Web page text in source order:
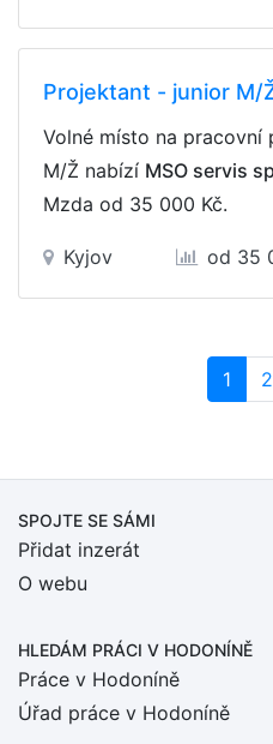
Projektant - junior M/
Volné místo na
M/Ž nabízí MSO servis
Mzda od 35 000 Kč.
Kyjov od 35
1 2
SPOJTE SE SÁMI
Přidat inzerát
O webu
HLEDÁM PRÁCI V HODONÍNĚ
Práce v Hodoníně
Úřad práce v Hodoníně